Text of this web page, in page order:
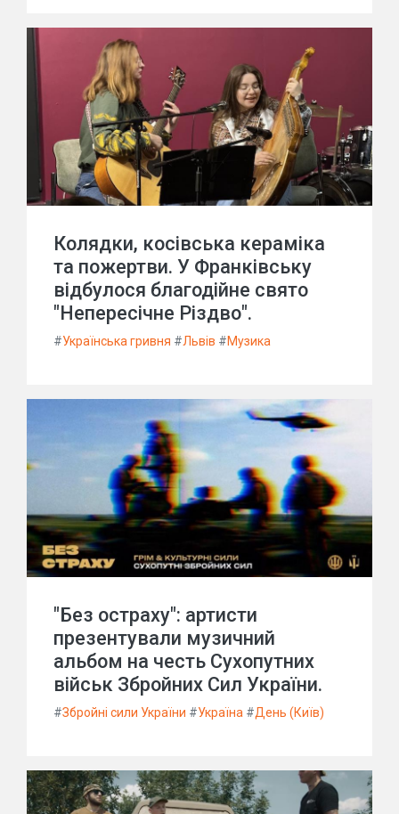
Колядки, косівська кераміка
та пожертви. У Франківську
відбулося благодійне свято
"Непересічне Різдво".
#Українська гривня #Львів #Музика
"Без остраху": артисти
презентували музичний
альбом на честь Сухопутних
військ Збройних Сил України.
#Збройні сили України #Україна #День (Київ)